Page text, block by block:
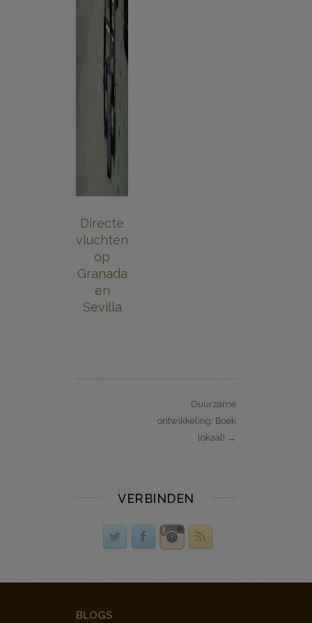
Directe
vluchten
op
Granada
en
Sevilla
Duurzame
ontwikkeling: Boek
lokaal! →
VERBINDEN
BLOGS